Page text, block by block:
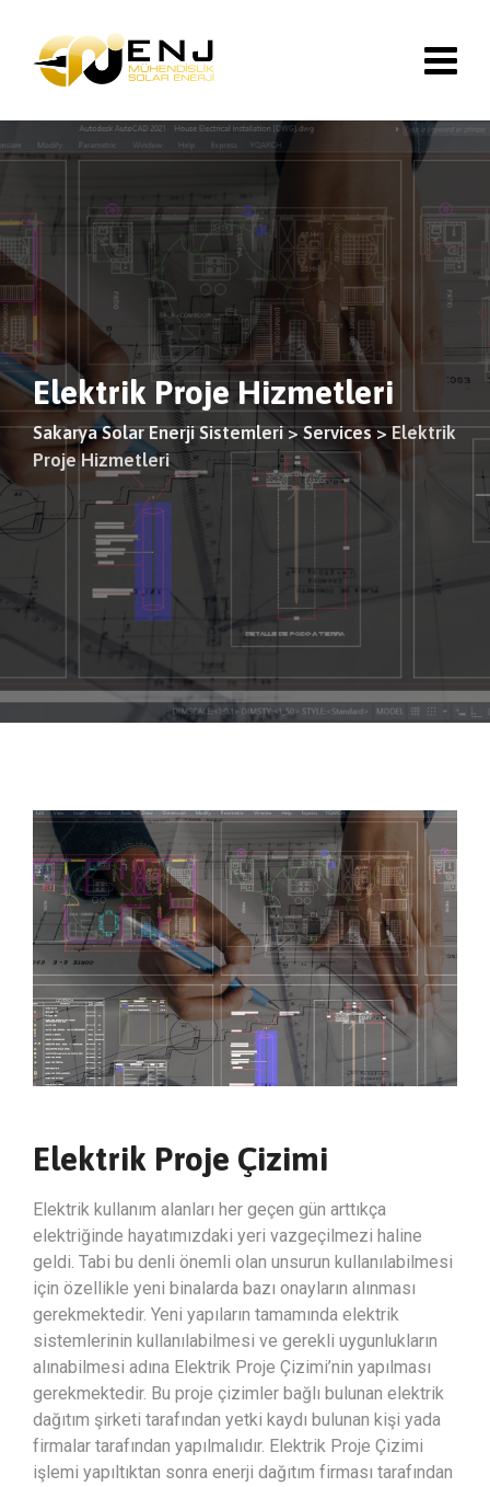
Elektrik Proje Hizmetleri
Sakarya Solar Enerji Sistemleri>Services>Elektrik
Proje Hizmetleri
Elektrik Proje Çizimi
Elektrik kullanım alanları her geçen gün arttıkça
elektriğinde hayatımızdaki yeri vazgeçilmezi haline
geldi. Tabi bu denli önemli olan unsurun kullanılabilmesi
için özellikle yeni binalarda bazı onayların alınması
gerekmektedir. Yeni yapıların tamamında elektrik
sistemlerinin kullanılabilmesi ve gerekli uygunlukların
alınabilmesi adına Elektrik Proje Çizimi’nin yapılması
gerekmektedir. Bu proje çizimler bağlı bulunan elektrik
dağıtım şirketi tarafından yetki kaydı bulunan kişi yada
firmalar tarafından yapılmalıdır. Elektrik Proje Çizimi
işlemi yapıltıktan sonra enerji dağıtım firması tarafından